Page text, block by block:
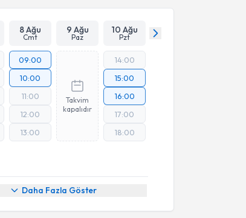
Takvim Talebini Gönder
8 Ağu
Cmt
9 Ağu
Paz
10 Ağu
Pzt
09:00
10:00
11:00
12:00
13:00
Takvim
kapalıdır
14:00
15:00
16:00
17:00
18:00
Daha Fazla Göster